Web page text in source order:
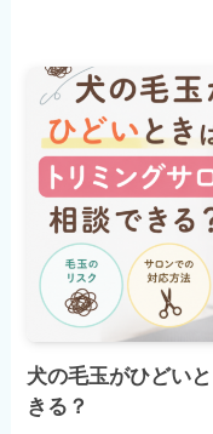
犬の毛玉がひどい
きる？